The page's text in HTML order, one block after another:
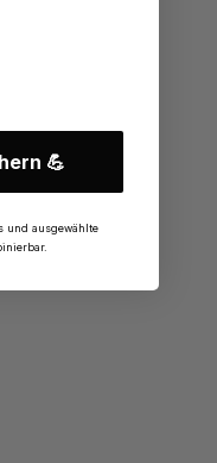
💪
und ausgewählte